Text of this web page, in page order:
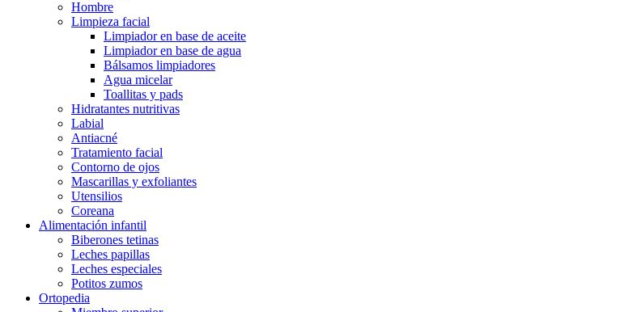
Hombre
Limpieza facial
Limpiador en base de aceite
Limpiador en base de agua
Bálsamos limpiadores
Agua micelar
Toallitas y pads
Hidratantes nutritivas
Labial
Antiacné
Tratamiento facial
Contorno de ojos
Mascarillas y exfoliantes
Utensilios
Coreana
Alimentación infantil
Biberones tetinas
Leches papillas
Leches especiales
Potitos zumos
Ortopedia